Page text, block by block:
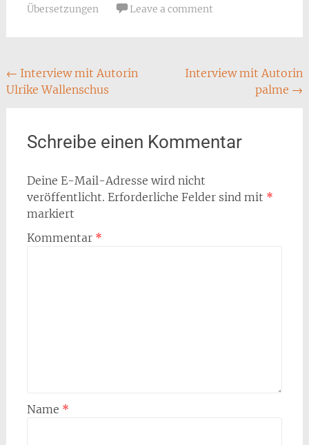
Übersetzungen
Leave a comment
Post
navigation
← Interview mit Autorin
Ulrike Wallenschus
Interview mit Autorin
palme →
Schreibe einen Kommentar
Deine E-Mail-Adresse wird nicht
veröffentlicht. Erforderliche Felder sind mit *
markiert
Kommentar *
Name *